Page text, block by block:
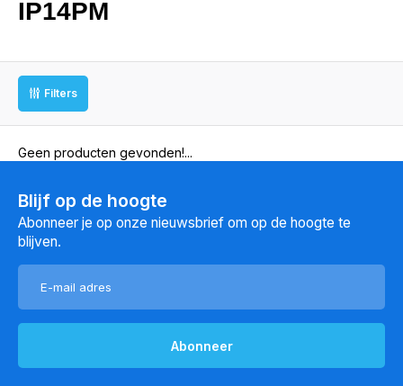
IP14PM
Filters
Geen producten gevonden!...
Blijf op de hoogte
Abonneer je op onze nieuwsbrief om op de hoogte te
blijven.
Abonneer